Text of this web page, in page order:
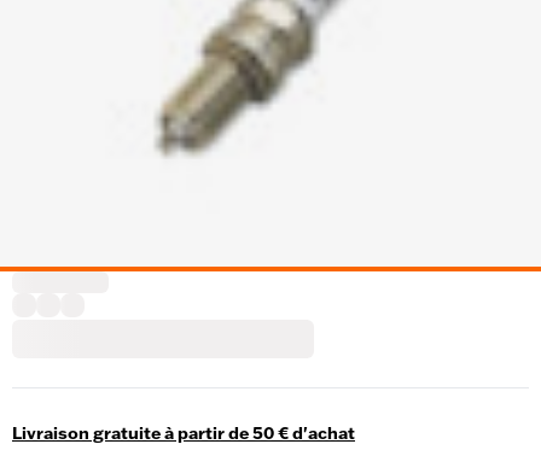
Livraison gratuite à partir de 50 € d'achat